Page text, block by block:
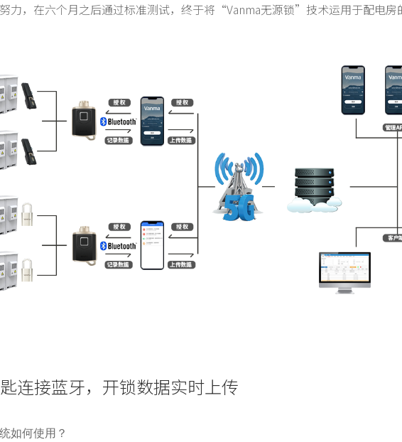
力，在六个月之后通过标准测试，终于将“Vanma无源锁”技术运用于配电房
连接蓝牙，开锁数据实时上传
如何使用？